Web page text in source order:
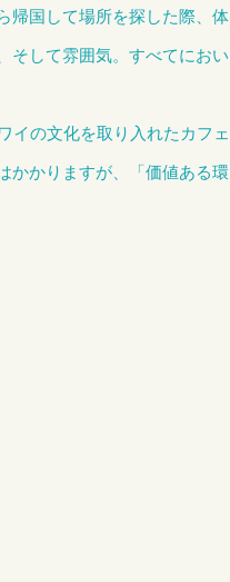
帰国して場所を探した際、体
そして雰囲気。すべてにおい
イの文化を取り入れたカフェ
かかりますが、「価値ある環